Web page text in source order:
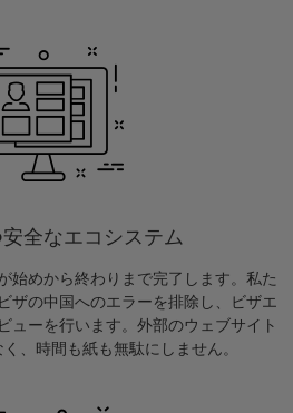
全なエコシステム
始めから終わりまで完了します。私た
ザの中国へのエラーを排除し、ビザエ
ューを行います。外部のウェブサイト
、時間も紙も無駄にしません。